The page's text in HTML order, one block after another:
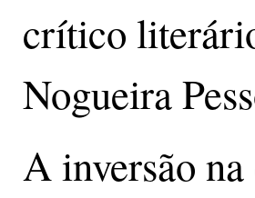
crítico
Nogueira
A inversão